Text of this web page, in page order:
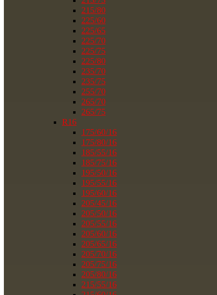
215/80
225/60
225/65
225/70
225/75
225/80
235/70
235/75
255/70
265/70
265/75
R16
175/60/16
175/80/16
185/55/16
185/75/16
195/50/16
195/55/16
195/60/16
205/45/16
205/50/16
205/55/16
205/60/16
205/65/16
205/70/16
205/75/16
205/80/16
215/55/16